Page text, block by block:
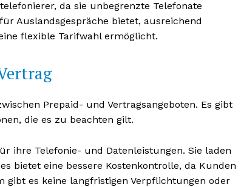
da sie unbegrenzte Telefonate
Auslandsgespräche bietet, ausreichend
flexible Tarifwahl ermöglicht.
Prepaid- und Vertragsangeboten. Es gibt
die es zu beachten gilt.
ihre Telefonie- und Datenleistungen. Sie laden
bietet eine bessere Kostenkontrolle, da Kunden
gibt es keine langfristigen Verpflichtungen oder